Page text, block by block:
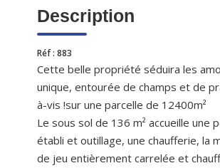
Description
Réf : 883
Cette belle propriété séduira les
unique, entourée de champs et de
à-vis !sur une parcelle de 12400m²
Le sous sol de 136 m² accueille
établi et outillage, une chaufferie, la
de jeu entièrement carrelée et